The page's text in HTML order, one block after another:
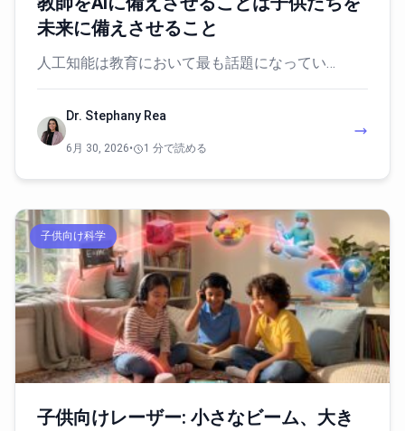
未来に備えさせること
人工知能は教育において最も話題になってい…
Dr. Stephany Rea
6月 30, 2026• 1 分で読める
子供向け科学
子供向けレーザー: 小さなビーム、大き